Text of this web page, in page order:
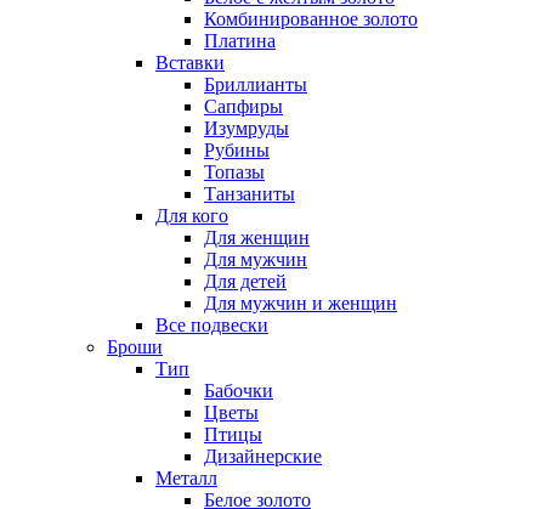
Комбинированное золото
Платина
Вставки
Бриллианты
Сапфиры
Изумруды
Рубины
Топазы
Танзаниты
Для кого
Для женщин
Для мужчин
Для детей
Для мужчин и женщин
Все подвески
Броши
Тип
Бабочки
Цветы
Птицы
Дизайнерские
Металл
Белое золото